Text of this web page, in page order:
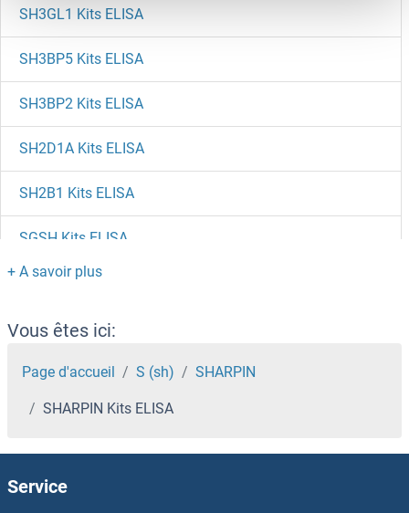
SH3GL1 Kits ELISA
SH3BP5 Kits ELISA
SH3BP2 Kits ELISA
SH2D1A Kits ELISA
SH2B1 Kits ELISA
SGSH Kits ELISA
SGPP2 Kits ELISA
SGPP1 Kits ELISA
SGPL1 Kits ELISA
SGIP1 Kits ELISA
Vous êtes ici:
Page d'accueil S (sh) SHARPIN
SHARPIN Kits ELISA
Service